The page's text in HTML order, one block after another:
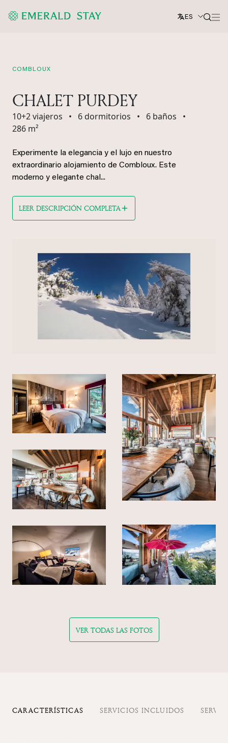
ES
COMBLOUX
CHALET PURDEY
10+2 viajeros • 6 dormitorios • 6 baños
•
286 m²
Experimente la elegancia y el lujo en nuestro
extraordinario alojamiento de Combloux. Este
moderno y elegante chal...
LEER DESCRIPCIÓN COMPLETA
VER TODAS LAS FOTOS
CARACTERÍSTICAS SERVICIOS INCLUIDOS